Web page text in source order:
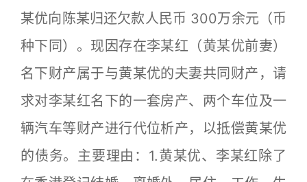
某优向陈某归还欠款人民币 300万余元（币
种下同）。现因存在李某红（黄某优前妻）
名下财产属于与黄某优的夫妻共同财产，请
求对李某红名下的一套房产、两个车位及一
辆汽车等财产进行代位析产，以抵偿黄某优
的债务。主要理由：1.黄某优、李某红除了